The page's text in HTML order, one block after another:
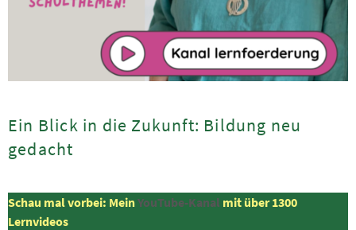
Ein Blick in die Zukunft: Bildung neu
gedacht
Schau mal vorbei: MeinYouTube-Kanal mit über 1300
Lernvideos